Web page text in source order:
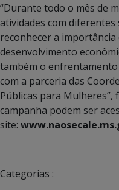
“Durante todo o mês de
atividades com
reconhecer a
desenvolvimento
também o
com a parceria das
Públicas para Mulheres”,
campanha podem ser
site:
Categorias :